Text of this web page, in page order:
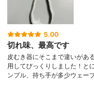
5.00
切れ味、最高です
皮むき器にそこまで違いがあ
用してびっくりしました！と
ンプル、持ち手が多少ウェー